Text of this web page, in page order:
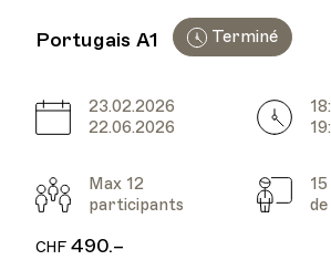
Portugais A1 Terminé
Date
23.02.2026
22.06.2026
Participants
Max 12
participants
CHF490.–